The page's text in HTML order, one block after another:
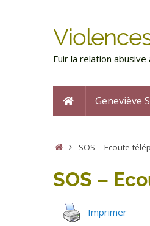
Fuir la relation
Geneviève
SOS – Ecoute
SOS –
Imprimer